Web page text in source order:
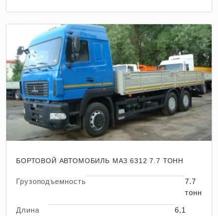
БОРТОВОЙ АВТОМОБИЛЬ МАЗ 6312 7.7 ТОНН
Грузоподъемность
7.7
тонн
Длина 6,1